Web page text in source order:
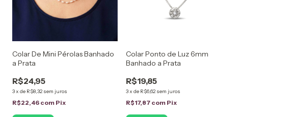
Colar De Mini Pérolas Banhado
a Prata
R$24,95
3xde R$8,32 sem juros
R$22,46 com Pix
Colar Ponto de Luz 6mm
Banhado a Prata
R$19,85
3x de R$6,62 sem juros
R$17,87 com Pix